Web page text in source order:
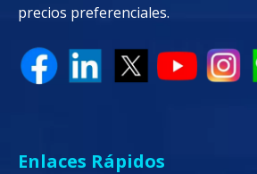
precios preferenciales.
Enlaces Rápidos